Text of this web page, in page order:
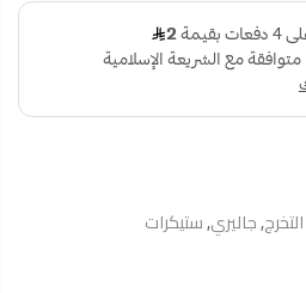
التخرج,جاليري,ستيكرات